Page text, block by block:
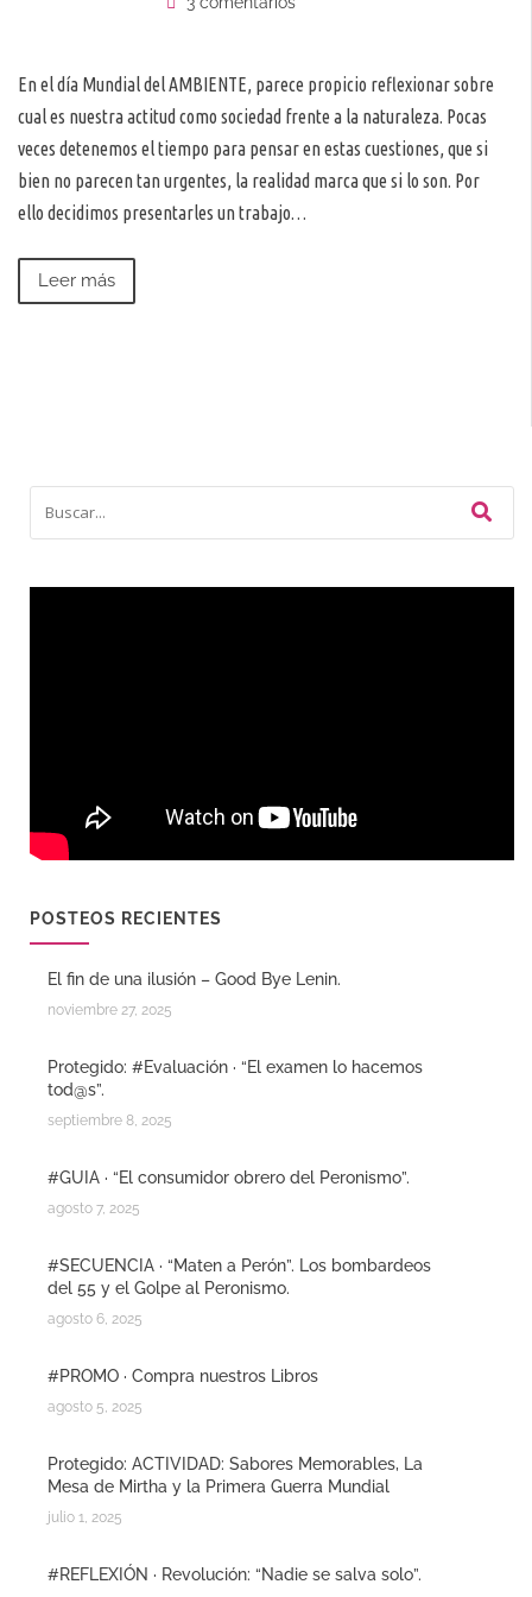
En el día Mundial del AMBIENTE, parece propicio reflexionar sobre
cual es nuestra actitud como sociedad frente a la naturaleza. Pocas
veces detenemos el tiempo para pensar en estas cuestiones, que si
bien no parecen tan urgentes, la realidad marca que si lo son. Por
ello decidimos presentarles un trabajo…
Leer más
POSTEOS RECIENTES
El fin de una ilusión – Good Bye Lenin.
noviembre 27, 2025
Protegido: #Evaluación · “El examen lo hacemos
tod@s”.
septiembre 8, 2025
#GUIA · “El consumidor obrero del Peronismo”.
agosto 7, 2025
#SECUENCIA · “Maten a Perón”. Los bombardeos
del 55 y el Golpe al Peronismo.
agosto 6, 2025
#PROMO · Compra nuestros Libros
agosto 5, 2025
Protegido: ACTIVIDAD: Sabores Memorables, La
Mesa de Mirtha y la Primera Guerra Mundial
julio 1, 2025
#REFLEXIÓN · Revolución: “Nadie se salva solo”.